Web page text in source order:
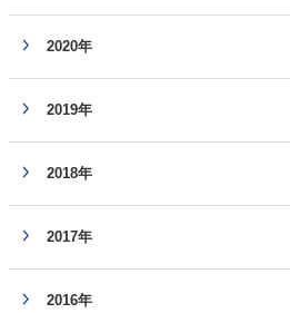
2020年
2019年
2018年
2017年
2016年